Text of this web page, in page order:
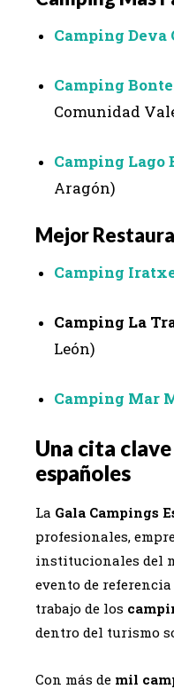
Camping Deva
Camping
Comunidad
Camping Lago
Aragón)
Mejor
Camping
Camping La
León)
Camping Mar
Una cita
españoles
La Gala Campings
profesionales,
institucionales del
evento de
trabajo de los
dentro del turismo
Con más de mil